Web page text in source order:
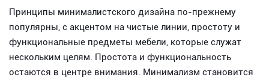
Принципы минималистского дизайна по-прежнему
популярны, с акцентом на чистые линии, простоту и
функциональные предметы мебели, которые служат
нескольким целям. Простота и функциональность
остаются в центре внимания. Минимализм становится